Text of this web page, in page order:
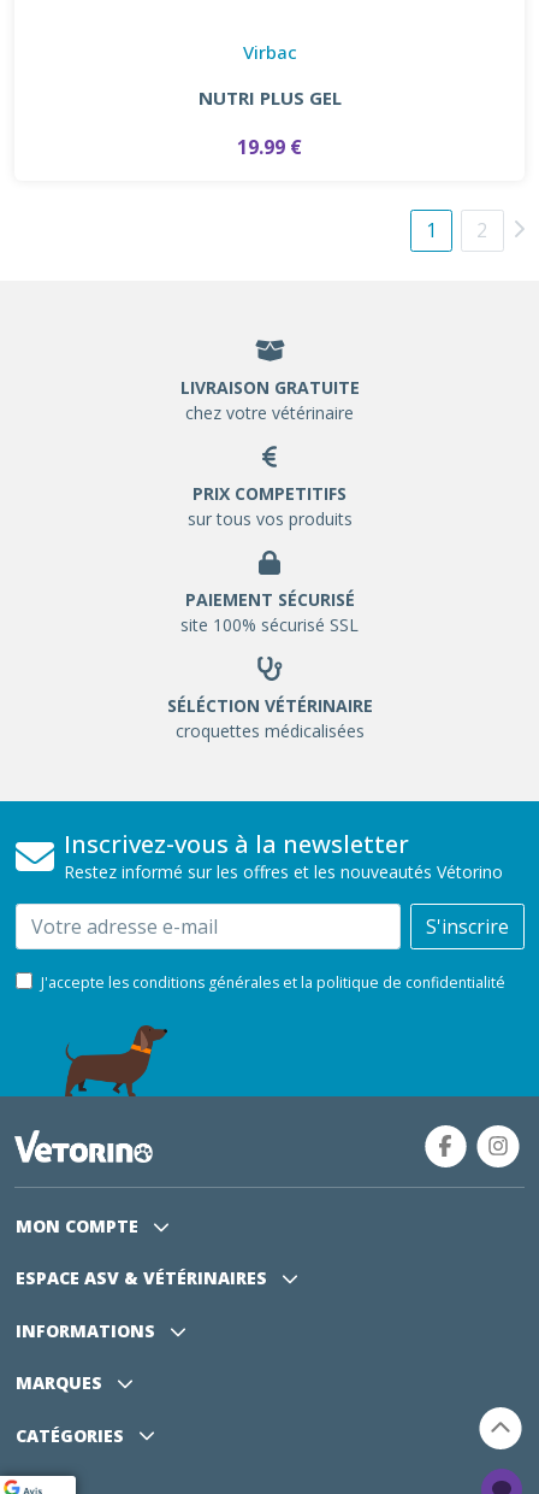
Virbac
NUTRI PLUS GEL
19.99 €
1 2
LIVRAISON GRATUITE
chez votre vétérinaire
PRIX COMPETITIFS
sur tous vos produits
PAIEMENT SÉCURISÉ
site 100% sécurisé SSL
SÉLÉCTION VÉTÉRINAIRE
croquettes médicalisées
Inscrivez-vous à la newsletter
Restez informé sur les offres et les nouveautés Vétorino
Email S'inscrire
J'accepte les conditions générales et la politique de confidentialité
MON COMPTE
ESPACE ASV & VÉTÉRINAIRES
INFORMATIONS
MARQUES
CATÉGORIES